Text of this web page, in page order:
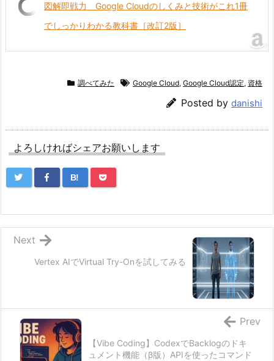
図解即戦力 Google Cloudのしくみと技術がこれ1冊
でしっかりわかる教科書［改訂2版］
調べてみた Google Cloud, Google Cloud認定, 資格
Posted by danishi
よろしければシェアお願いします
B!
Vertex AIでVirtual Try-Onを試してみる
Next
【Vibe Coding】CodexでBacklogのドキ
ュメント機能（β版）APIを使ったコマンド
Prev